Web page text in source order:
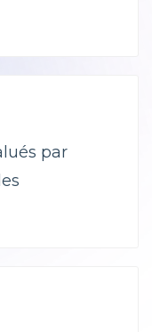
par